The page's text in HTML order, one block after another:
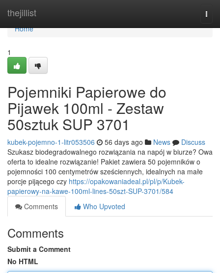
thejillist
Home
Home
1
Pojemniki Papierowe do
Pijawek 100ml - Zestaw
50sztuk SUP 3701
kubek-pojemno-1-litr053506 56 days ago News
Discuss
Szukasz biodegradowalnego rozwiązania na napój w biurze? Owa
oferta to idealne rozwiązanie! Pakiet zawiera 50 pojemników o
pojemności 100 centymetrów sześciennych, idealnych na małe
porcje pijącego czy https://opakowaniadeal.pl/pl/p/Kubek-
papierowy-na-kawe-100ml-lines-50szt-SUP-3701/584
Comments
Who Upvoted
Comments
Submit a Comment
No HTML